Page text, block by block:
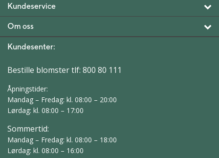
Kundeservice
Om oss
Kundesenter:
Bestille blomster tlf: 800 80 111
Åpningstider:
Mandag – Fredag: kl. 08:00 – 20:00
Lørdag: kl. 08:00 – 17:00
Sommertid:
Mandag – Fredag: kl. 08:00 – 18:00
Lørdag: kl. 08:00 – 16:00